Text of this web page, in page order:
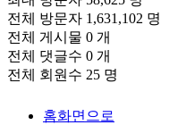
전체 방문자 1,631,102 명
전체 게시물 0 개
전체 댓글수 0 개
전체 회원수 25 명
홈화면으로